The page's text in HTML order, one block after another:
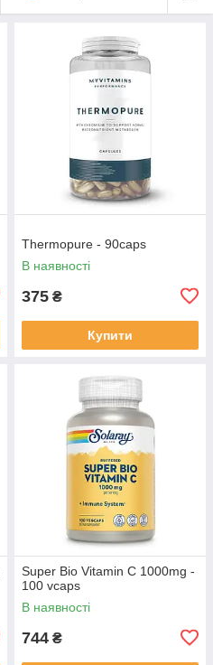
Thermopure - 90caps
В наявності
375 ₴
Купити
Super Bio Vitamin C 1000mg -
100 vcaps
В наявності
744 ₴